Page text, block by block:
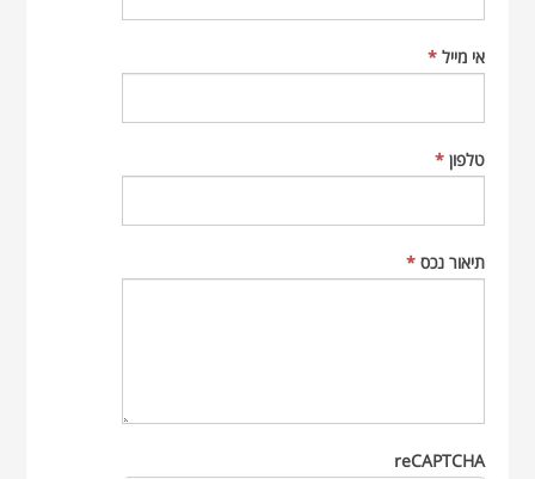
אי מייל*
טלפון*
תיאור נכס*
reCAPTCHA